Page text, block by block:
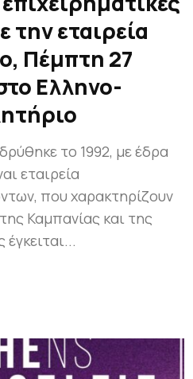
την εταιρεία
Πέμπτη 27
Ελληνο-
το 1992, με έδρα
εταιρεία
που χαρακτηρίζουν
Καμπανίας και της